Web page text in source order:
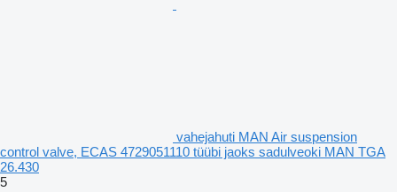
vahejahuti MAN Air suspension
control valve, ECAS 4729051110 tüübi jaoks sadulveoki MAN TGA
26.430
5